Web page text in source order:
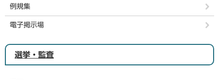
例規集
電子掲示場
選挙・監査